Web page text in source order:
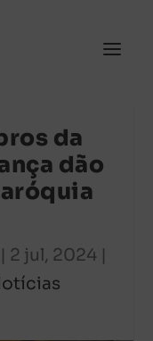
da
dão
| 2 jul, 2024 |